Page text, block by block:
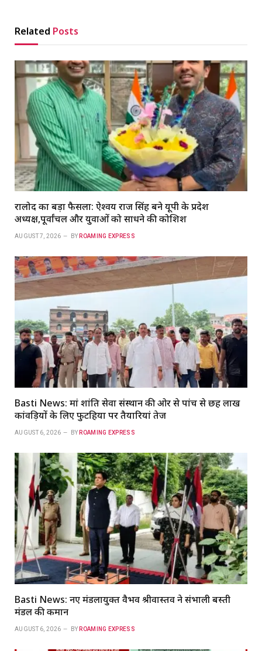
Related Posts
रालोद का बड़ा फैसला: ऐश्वर्य राज सिंह बने यूपी के प्रदेश
अध्यक्ष,पूर्वांचल और युवाओं को साधने की कोशिश
AUGUST 7, 2026 BY ROAMING EXPRESS
Basti News: मां शांति सेवा संस्थान की ओर से पांच से छह लाख
कांवड़ियों के लिए फुटहिया पर तैयारियां तेज
AUGUST 6, 2026 BY ROAMING EXPRESS
Basti News: नए मंडलायुक्त वैभव श्रीवास्तव ने संभाली बस्ती
मंडल की कमान
AUGUST 6, 2026 BY ROAMING EXPRESS